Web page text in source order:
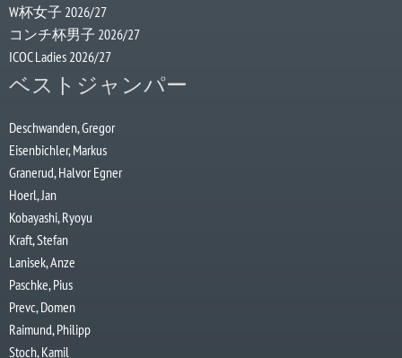
W杯女子 2026/27
コンチ杯男子 2026/27
ICOC Ladies 2026/27
ベストジャンパー
Deschwanden, Gregor
Eisenbichler, Markus
Granerud, Halvor Egner
Hoerl, Jan
Kobayashi, Ryoyu
Kraft, Stefan
Lanisek, Anze
Paschke, Pius
Prevc, Domen
Raimund, Philipp
Stoch, Kamil